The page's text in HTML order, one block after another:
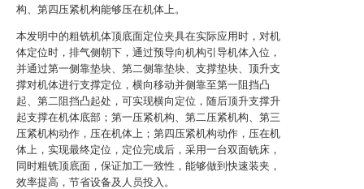
构、第四压紧机构能够压在机体上。
本发明中的粗铣机体顶底面定位夹具在实际应用时，对机
体定位时，排气侧朝下，通过预导向机构引导机体入位，
并通过第一侧靠垫块、第二侧靠垫块、支撑垫块、顶升支
撑对机体进行支撑定位，横向移动并侧靠至第一阻挡凸
起、第二阻挡凸起处，可实现横向定位，随后顶升支撑升
起支撑在机体底部；第一压紧机构、第二压紧机构、第三
压紧机构动作，压在机体上；第四压紧机构动作，压在机
体上，实现最终定位，定位完成后，采用一台双面铣床，
同时粗铣顶底面，保证加工一致性，能够做到快速装夹，
效率提高，节省设备及人员投入。